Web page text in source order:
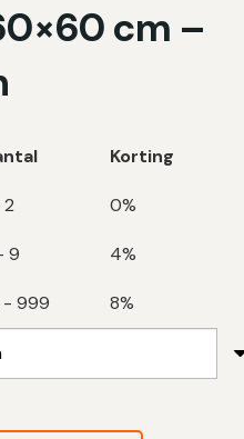
cm –
Korting
2 0%
9 4%
- 999 8%